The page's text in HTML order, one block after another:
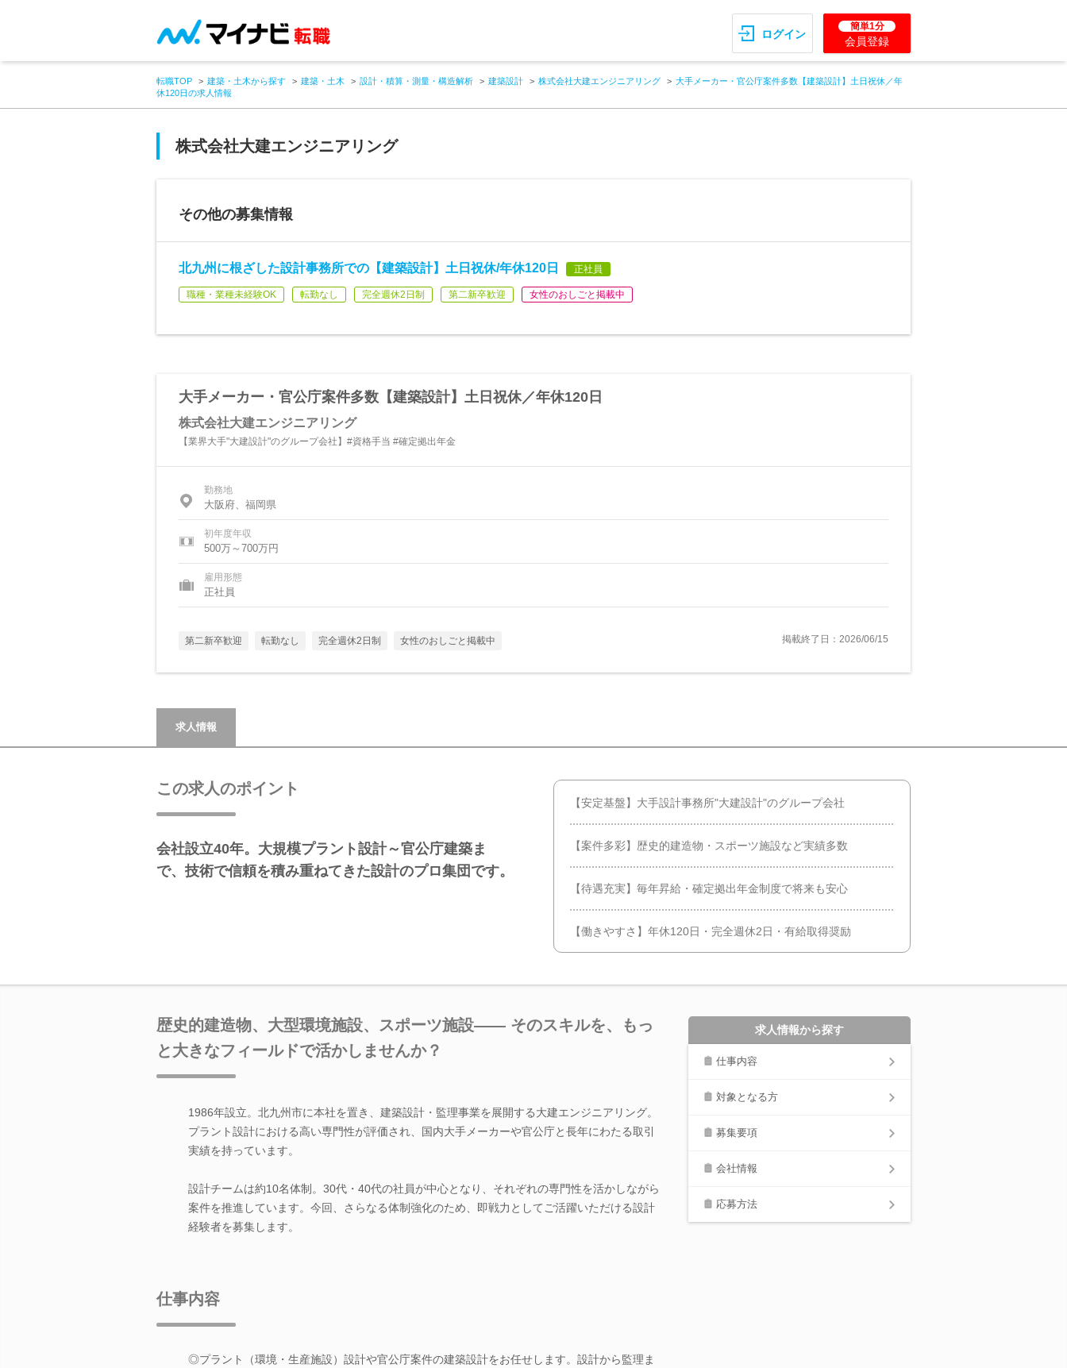
ログイン
簡単1分
会員登録
転職TOP 建築・土木から探す 建築・土木 設計・積算・測量・構造解析 建築設計 株式会社大建エンジニアリング
大手メーカー・官公庁案件多数【建築設計】土日祝休／年
休120日の求人情報
株式会社大建エンジニアリング
その他の募集情報
北九州に根ざした設計事務所での【建築設計】土日祝休/年休120日 正社員
職種・業種未経験OK 転勤なし 完全週休2日制 第二新卒歓迎 女性のおしごと掲載中
大手メーカー・官公庁案件多数【建築設計】土日祝休／年休120日
株式会社大建エンジニアリング
【業界大手"大建設計"のグループ会社】#資格手当 #確定拠出年金
勤務地
大阪府、福岡県
初年度年収
500万～700万円
雇用形態
正社員
第二新卒歓迎 転勤なし 完全週休2日制 女性のおしごと掲載中 掲載終了日：2026/06/15
求人情報
この求人のポイント
会社設立40年。大規模プラント設計～官公庁建築ま
で、技術で信頼を積み重ねてきた設計のプロ集団です。
【安定基盤】大手設計事務所"大建設計"のグループ会社
【案件多彩】歴史的建造物・スポーツ施設など実績多数
【待遇充実】毎年昇給・確定拠出年金制度で将来も安心
【働きやすさ】年休120日・完全週休2日・有給取得奨励
歴史的建造物、大型環境施設、スポーツ施設―― そのスキルを、もっ
と大きなフィールドで活かしませんか？
1986年設立。北九州市に本社を置き、建築設計・監理事業を展開する大建エンジニアリング。
プラント設計における高い専門性が評価され、国内大手メーカーや官公庁と長年にわたる取引
実績を持っています。
設計チームは約10名体制。30代・40代の社員が中心となり、それぞれの専門性を活かしながら
案件を推進しています。今回、さらなる体制強化のため、即戦力としてご活躍いただける設計
経験者を募集します。
仕事内容
◎プラント（環境・生産施設）設計や官公庁案件の建築設計をお任せします。設計から監理ま
求人情報から探す
仕事内容
対象となる方
募集要項
会社情報
応募方法